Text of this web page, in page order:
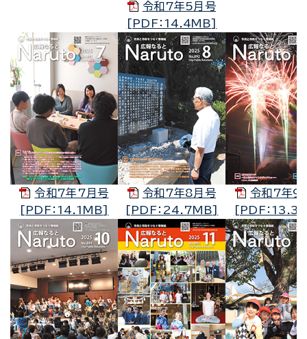
令和7年5月号
[PDF：14.4MB]
令和7年7月号
[PDF：14.1MB]
令和7年8月号
[PDF：24.7MB]
令和7年9
[PDF：